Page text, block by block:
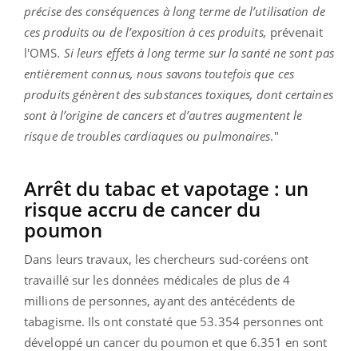
précise des conséquences à long terme de l’utilisation de
ces produits ou de l’exposition à ces produits, prévenait
l'OMS. Si leurs effets à long terme sur la santé ne sont pas
entièrement connus, nous savons toutefois que ces
produits génèrent des substances toxiques, dont certaines
sont à l’origine de cancers et d’autres augmentent le
risque de troubles cardiaques ou pulmonaires."
Arrêt du tabac et vapotage : un
risque accru de cancer du
poumon
Dans leurs travaux, les chercheurs sud-coréens ont
travaillé sur les données médicales de plus de 4
millions de personnes, ayant des antécédents de
tabagisme. Ils ont constaté que 53.354 personnes ont
développé un cancer du poumon et que 6.351 en sont